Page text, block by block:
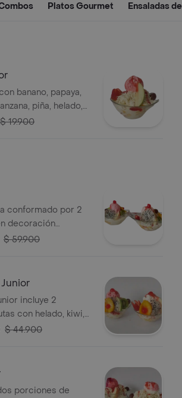
Platos Gourmet Ensaladas
banano, papaya,
piña, helado,
artesanal.
$ 19.900
conformado por 2
decoración
fresa,
$ 59.900
incluye 2
con helado, kiwi,
y cereza.
$ 44.900
porciones de